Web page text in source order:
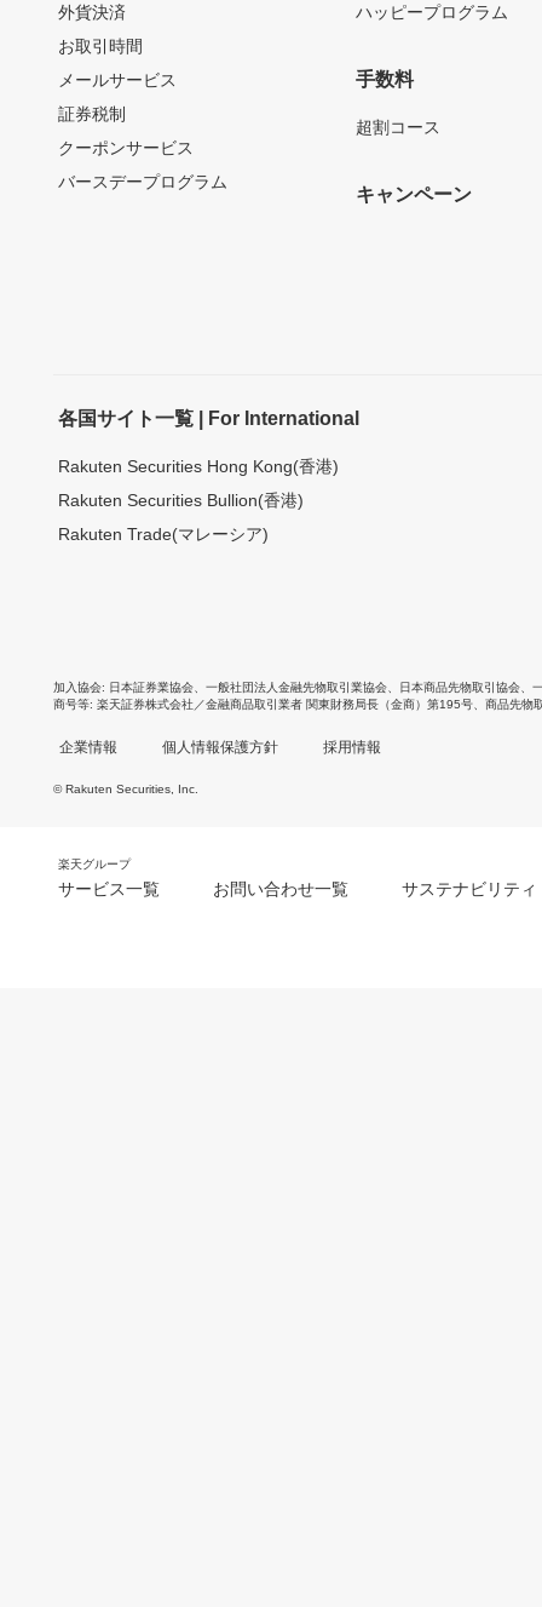
外貨決済
お取引時間
メールサービス
証券税制
クーポンサービス
バースデープログラム
ハッピープログラム
手数料
超割コース
キャンペーン
各国サイト一覧 | For International
Rakuten Securities Hong Kong(香港)
Rakuten Securities Bullion(香港)
Rakuten Trade(マレーシア)
加入協会 日本証券業協会 一般社団法人金融先物取引業協会 日本商品先物取引協会
商号等 楽天証券株式会社／金融商品取引業者 関東財務局長（金商）第195号、商品先物
企業情報 個人情報保護方針 採用情報
© Rakuten Securities, Inc.
楽天グループ
サービス一覧 お問い合わせ一覧 サステナビリティ